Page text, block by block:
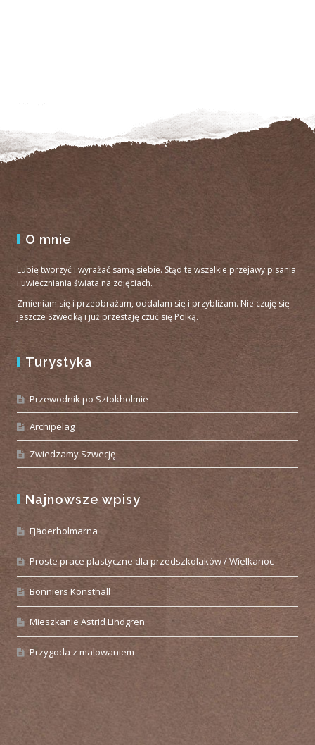
O mnie
Lubię tworzyć i wyrażać samą siebie. Stąd te wszelkie przejawy pisania
i uwieczniania świata na zdjęciach.
Zmieniam się i przeobrażam, oddalam się i przybliżam. Nie czuję się
jeszcze Szwedką i już przestaję czuć się Polką.
Turystyka
Przewodnik po Sztokholmie
Archipelag
Zwiedzamy Szwecję
Najnowsze wpisy
Fjäderholmarna
Proste prace plastyczne dla przedszkolaków / Wielkanoc
Bonniers Konsthall
Mieszkanie Astrid Lindgren
Przygoda z malowaniem